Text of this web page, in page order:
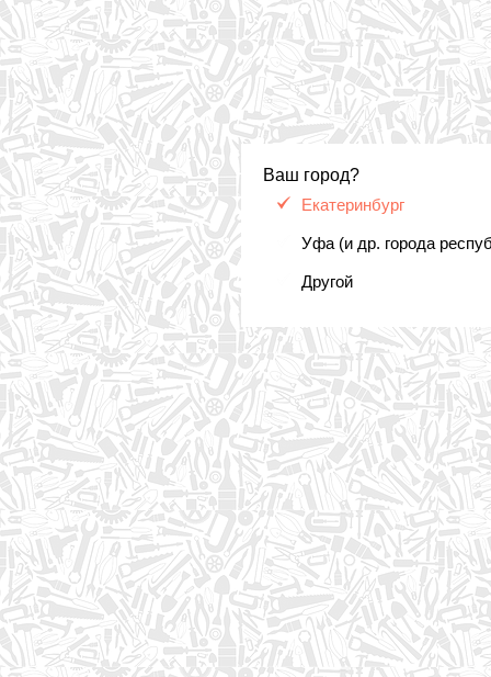
Ваш город?
Екатеринбург
Уфа (и др. города
Другой